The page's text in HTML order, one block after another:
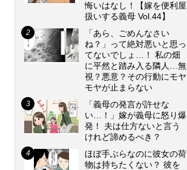
悔いはなし！【嫁を便利屋
扱いする義母 Vol.44】
「あら、ごめんなさい
ね？」って絶対悪いと思っ
てないでしょ…！ 私の畑
に平然と踏み入る隣人…無
視？悪意？その行動にモヤ
モヤが止まらない
「義母の発言が許せな
い…！」嫁が義母に怒り爆
発！ 夫は仕方ないと言う
けれど諦めるべき？
ほぼ手ぶらなのに彼女の荷
物は持ちたくない？ 彼を